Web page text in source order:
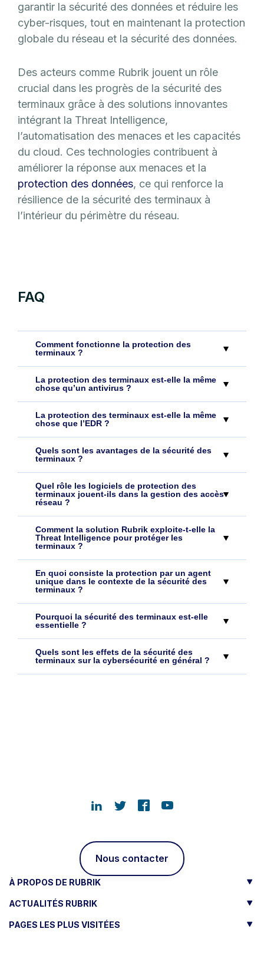
garantir la sécurité des données et réduire les
cyber-risques, tout en maintenant la protection
globale du réseau et la sécurité des données.
Des acteurs comme Rubrik jouent un rôle
crucial dans les progrès de la sécurité des
terminaux grâce à des solutions innovantes
intégrant la Threat Intelligence,
l’automatisation des menaces et les capacités
du cloud. Ces technologies contribuent à
améliorer la réponse aux menaces et la
protection des données, ce qui renforce la
résilience de la sécurité des terminaux à
l’intérieur du périmètre du réseau.
FAQ
Comment fonctionne la protection des
terminaux ?
La protection des terminaux est-elle la même
chose qu’un antivirus ?
La protection des terminaux est-elle la même
chose que l’EDR ?
Quels sont les avantages de la sécurité des
terminaux ?
Quel rôle les logiciels de protection des
terminaux jouent-ils dans la gestion des accès
réseau ?
Comment la solution Rubrik exploite-t-elle la
Threat Intelligence pour protéger les
terminaux ?
En quoi consiste la protection par un agent
unique dans le contexte de la sécurité des
terminaux ?
Pourquoi la sécurité des terminaux est-elle
essentielle ?
Quels sont les effets de la sécurité des
terminaux sur la cybersécurité en général ?
Nous contacter
À PROPOS DE RUBRIK
ACTUALITÉS RUBRIK
PAGES LES PLUS VISITÉES